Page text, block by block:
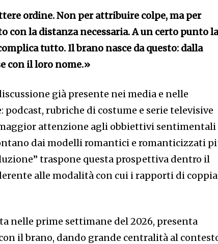
ordine. Non per attribuire colpe, ma per
con la distanza necessaria. A un certo punto
tutto. Il brano nasce da questo: dalla
con il loro nome.»
già presente nei media e nelle
rubriche di costume e serie televisive
attenzione agli obbiettivi sentimentali
dai modelli romantici e romanticizzati
traspone questa prospettiva dentro il
alle modalità con cui i rapporti di
nelle prime settimane del 2026, presenta
il brano, dando grande centralità al